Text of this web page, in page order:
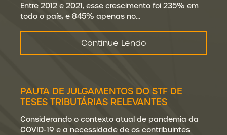
Entre 2012 e 2021, esse crescimento foi 235% em
todo o país, e 845% apenas no…
Continue Lendo
PAUTA DE JULGAMENTOS DO STF DE
TESES TRIBUTÁRIAS RELEVANTES
Considerando o contexto atual de pandemia da
COVID-19 e a necessidade de os contribuintes